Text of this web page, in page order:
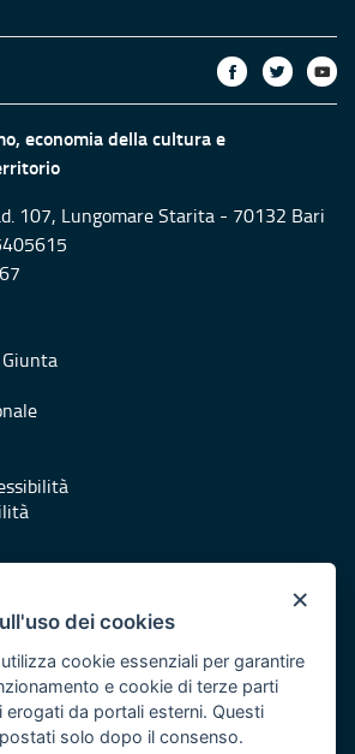
economia della cultura e
107, Lungomare Starita - 70132 Bari
Civile Puglia
risorse del POR Puglia 2014/2020 -
×
dei cookies
cookie essenziali per garantire
e cookie di terze parti
erogati da portali esterni. Questi
solo dopo il consenso.